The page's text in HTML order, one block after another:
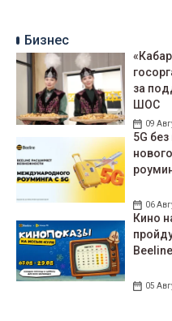
Бизнес
за
ШОС
09
5G
06
Кино
Beeline
05